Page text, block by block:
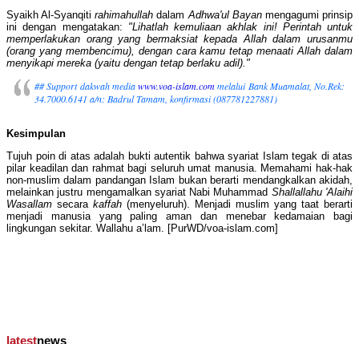
Syaikh Al-Syanqitirahimahullah dalamAdhwa'ul Bayanmengagumi prinsip
ini dengan mengatakan: "Lihatlah kemuliaan akhlak ini! Perintah untuk
memperlakukan orang yang bermaksiat kepada Allah dalam urusanmu
(orang yang membencimu), dengan cara kamu tetap menaati Allah dalam
menyikapi mereka (yaitu dengan tetap berlaku adil)."
## Support dakwah mediawww.voa-islam.commelalui Bank Muamalat, No.Rek:
34.7000.6141 a/n: Badrul Tamam, konfirmasi (087781227881)
Kesimpulan
Tujuh poin di atas adalah bukti autentik bahwa syariat Islam tegak di atas
pilar keadilan dan rahmat bagi seluruh umat manusia. Memahami hak-hak
non-muslim dalam pandangan Islam bukan berarti mendangkalkan akidah,
melainkan justru mengamalkan syariat Nabi Muhammad Shallallahu 'Alaihi
Wasallam secara kaffah (menyeluruh). Menjadi muslim yang taat berarti
menjadi manusia yang paling aman dan menebar kedamaian bagi
lingkungan sekitar. Wallahu a’lam. [PurWD/voa-islam.com]
latestnews